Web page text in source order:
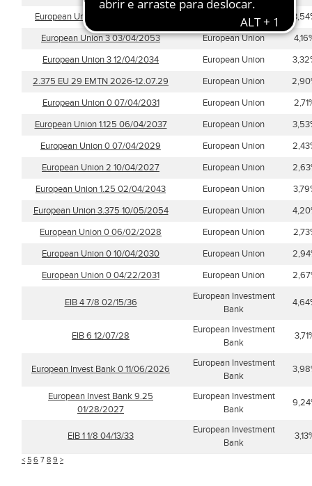
European Union 3.375 11/04/2042
European Union
European Union 3 03/04/2053
European Union
European Union 3 12/04/2034
European Union
2.375 EU 29 EMTN 2026-12.07.29
European Union
European Union 0 07/04/2031
European Union
European Union 1.125 06/04/2037
European Union
European Union 0 07/04/2029
European Union
European Union 2 10/04/2027
European Union
European Union 1.25 02/04/2043
European Union
European Union 3.375 10/05/2054
European Union
European Union 0 06/02/2028
European Union
European Union 0 10/04/2030
European Union
European Union 0 04/22/2031
European Union
EIB 4 7/8 02/15/36
European Investment
Bank
EIB 6 12/07/28
European Investment
Bank
European Invest Bank 0 11/06/2026
European Investment
Bank
European Invest Bank 9.25
01/28/2027
European Investment
Bank
EIB 1 1/8 04/13/33
European Investment
Bank
< 5 6 7 8 9 >